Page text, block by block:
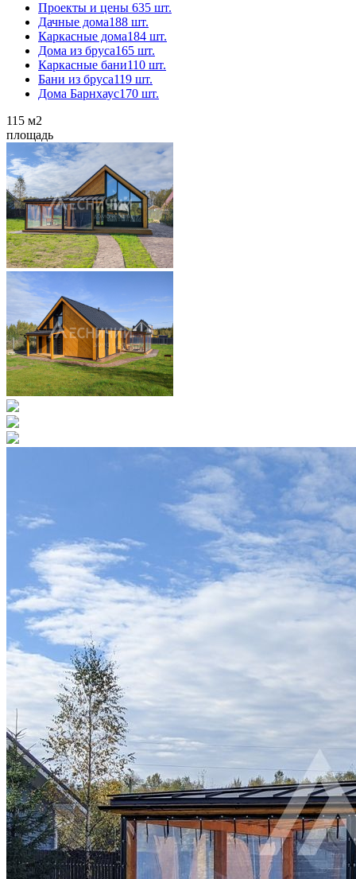
Проекты и цены 635 шт.
Дачные дома188 шт.
Каркасные дома184 шт.
Дома из бруса165 шт.
Каркасные бани110 шт.
Бани из бруса119 шт.
Дома Барнхаус170 шт.
115 м2
площадь